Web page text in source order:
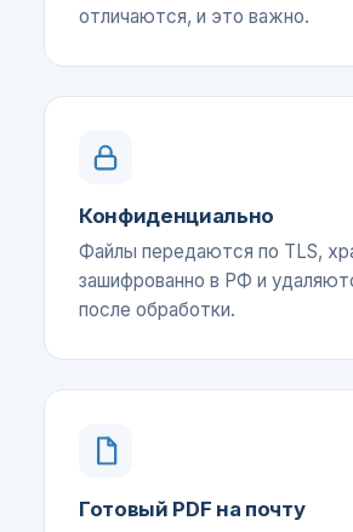
отличаются, и это важно.
Конфиденциально
Файлы передаются по TLS,
зашифрованно в РФ и
после обработки.
Готовый PDF на почту